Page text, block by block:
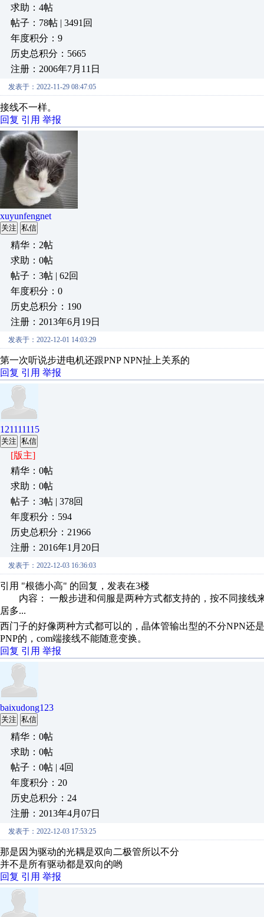
求助：4帖
帖子：78帖 | 3491回
年度积分：9
历史总积分：5665
注册：2006年7月11日
发表于：2022-11-29 08:47:05
接线不一样。
回复 引用 举报
xuyunfengnet
关注 私信
精华：2帖
求助：0帖
帖子：3帖 | 62回
年度积分：0
历史总积分：190
注册：2013年6月19日
发表于：2022-12-01 14:03:29
第一次听说步进电机还跟PNP NPN扯上关系的
回复 引用 举报
121111115
关注 私信
[版主]
精华：0帖
求助：0帖
帖子：3帖 | 378回
年度积分：594
历史总积分：21966
注册：2016年1月20日
发表于：2022-12-03 16:36:03
引用 "根德小高" 的回复，发表在3楼
内容： 一般步进和伺服是两种方式都支持的，按不同接线
居多...
西门子的好像两种方式都可以的，晶体管输出型的不分NPN还
PNP的，com端接线不能随意变换。
回复 引用 举报
baixudong123
关注 私信
精华：0帖
求助：0帖
帖子：0帖 | 4回
年度积分：20
历史总积分：24
注册：2013年4月07日
发表于：2022-12-03 17:53:25
那是因为驱动的光耦是双向二极管所以不分
并不是所有驱动都是双向的哟
回复 引用 举报